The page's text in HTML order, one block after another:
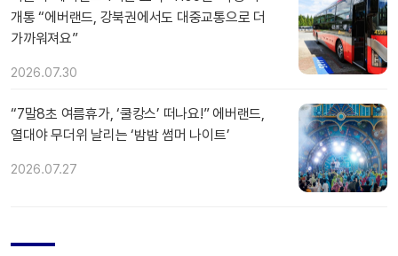
개통 “에버랜드, 강북권에서도 대중교통으로 더
가까워져요”
2026.07.30
“7말8초 여름휴가, ‘쿨캉스’ 떠나요!” 에버랜드,
열대야 무더위 날리는 ‘밤밤 썸머 나이트’
2026.07.27